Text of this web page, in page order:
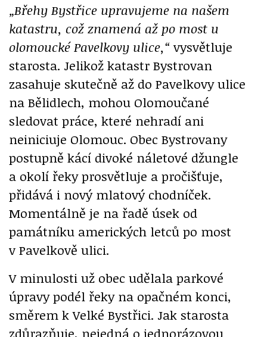
„Břehy Bystřice upravujeme na našem
katastru, což znamená až po most u
olomoucké Pavelkovy ulice,“ vysvětluje
starosta. Jelikož katastr Bystrovan
zasahuje skutečně až do Pavelkovy ulice
na Bělidlech, mohou Olomoučané
sledovat práce, které nehradí ani
neiniciuje Olomouc. Obec Bystrovany
postupně kácí divoké náletové džungle
a okolí řeky prosvětluje a pročišťuje,
přidává i nový mlatový chodníček.
Momentálně je na řadě úsek od
památníku amerických letců po most
v Pavelkově ulici.
V minulosti už obec udělala parkové
úpravy podél řeky na opačném konci,
směrem k Velké Bystřici. Jak starosta
zdůrazňuje, nejedná o jednorázovou